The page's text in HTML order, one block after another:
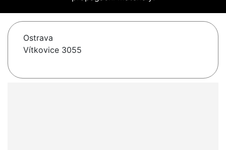
Ostrava
Vítkovice 3055